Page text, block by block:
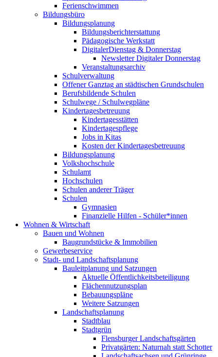
Ferienschwimmen
Bildungsbüro
Bildungsplanung
Bildungsberichterstattung
Pädagogische Werkstatt
DigitalerDienstag & Donnerstag
Newsletter Digitaler Donnerstag
Veranstaltungsarchiv
Schulverwaltung
Offener Ganztag an städtischen Grundschulen
Berufsbildende Schulen
Schulwege / Schulwegpläne
Kindertagesbetreuung
Kindertagesstätten
Kindertagespflege
Jobs in Kitas
Kosten der Kindertagesbetreuung
Bildungsplanung
Volkshochschule
Schulamt
Hochschulen
Schulen anderer Träger
Schulen
Gymnasien
Finanzielle Hilfen - Schüler*innen
Wohnen & Wirtschaft
Bauen und Wohnen
Baugrundstücke & Immobilien
Gewerbeservice
Stadt- und Landschaftsplanung
Bauleitplanung und Satzungen
Aktuelle Öffentlichkeitsbeteiligung
Flächennutzungsplan
Bebauungspläne
Weitere Satzungen
Landschaftsplanung
Stadtblau
Stadtgrün
Flensburger Landschaftsgärten
Privatgärten: Naturnah statt Schotter